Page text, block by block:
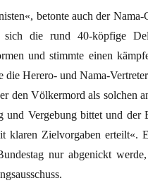
betonte auch der
sich die rund 40-köpfige
und stimmte einen
Herero- und Nama-
den Völkermord als solchen
und Vergebung bittet und der
klaren Zielvorgaben erteilt«.
nur abgenickt